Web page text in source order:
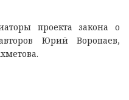
проекта закона о
Юрий Воропаев,